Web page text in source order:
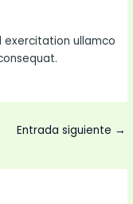
exercitation ullamco
Entrada siguiente →